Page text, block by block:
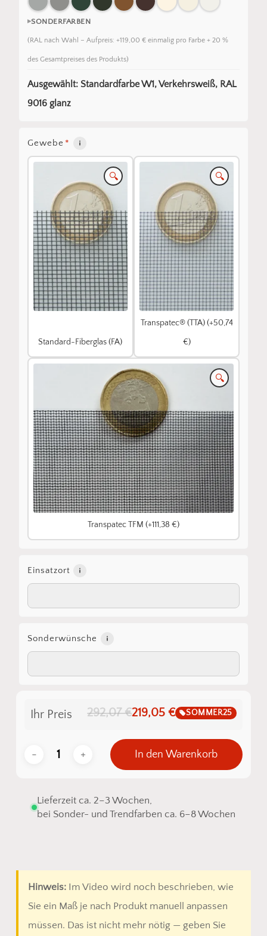
SONDERFARBEN
(RAL nach Wahl – Aufpreis: +119,00 € einmalig pro Farbe + 20 %
des Gesamtpreises des Produkts)
Ausgewählt: Standardfarbe W1, Verkehrsweiß, RAL
9016 glanz
Gewebe *
🔍
Standard-Fiberglas (FA)
🔍
Transpatec® (TTA) (+50,74
€)
🔍
Transpatec TFM (+111,38 €)
Einsatzort
Sonderwünsche
Ihr Preis 292,07 €219,05 € SOMMER25
In den Warenkorb
Lieferzeit ca. 2–3 Wochen,
bei Sonder- und Trendfarben ca. 6–8 Wochen
Hinweis:Im Video wird noch beschrieben, wie
Sie ein Maß je nach Produkt manuell anpassen
müssen. Das ist nicht mehr nötig — geben Sie